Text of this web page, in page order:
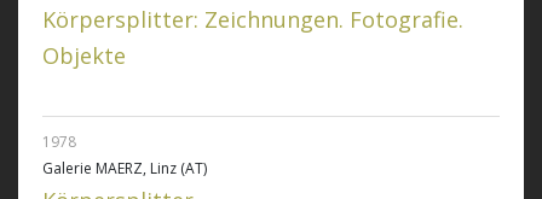
Körpersplitter: Zeichnungen. Fotografie.
Objekte
1978
Galerie MAERZ, Linz (AT)